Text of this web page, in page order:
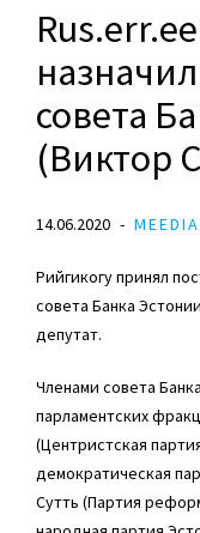
совета
(Виктор
14.06.2020
Рийгикогу принял
совета Банка
депутат.
Членами совета
парламентских
(Центристская
демократическая
Сутть (Партия